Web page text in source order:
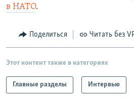
в НАТО.
Поделиться Читать без
Этот контент также в категориях
Главные разделы Интервью